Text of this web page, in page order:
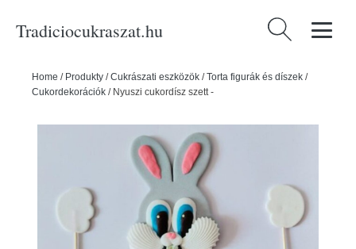
Tradiciocukraszat.hu Keresés:
Home / Produkty /Cukrászati eszközök /Torta figurák és díszek /
Cukordekorációk / Nyuszi cukordísz szett -